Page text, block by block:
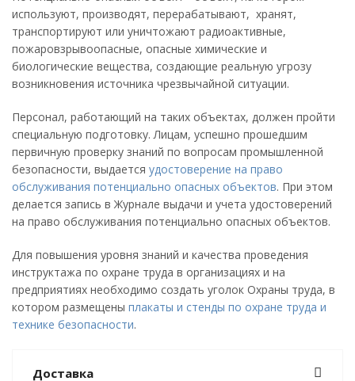
используют, производят, перерабатывают, хранят,
транспортируют или уничтожают радиоактивные,
пожаровзрывоопасные, опасные химические и
биологические вещества, создающие реальную угрозу
возникновения источника чрезвычайной ситуации.
Персонал, работающий на таких объектах, должен пройти
специальную подготовку. Лицам, успешно прошедшим
первичную проверку знаний по вопросам промышленной
безопасности, выдается удостоверение на право
обслуживания потенциально опасных объектов. При этом
делается запись в Журнале выдачи и учета удостоверений
на право обслуживания потенциально опасных объектов.
Для повышения уровня знаний и качества проведения
инструктажа по охране труда в организациях и на
предприятиях необходимо создать уголок Охраны труда, в
котором размещены плакаты и стенды по охране труда и
технике безопасности.
Доставка